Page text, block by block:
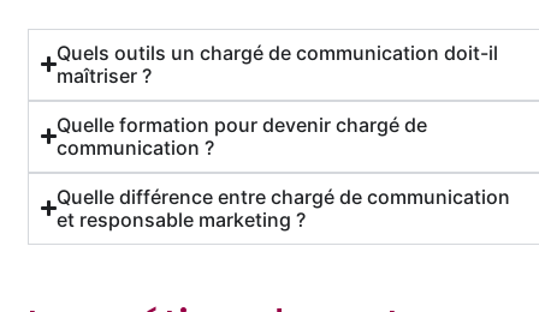
Quels outils un chargé de communication doit-il
maîtriser ?
Quelle formation pour devenir chargé de
communication ?
Quelle différence entre chargé de communication
et responsable marketing ?